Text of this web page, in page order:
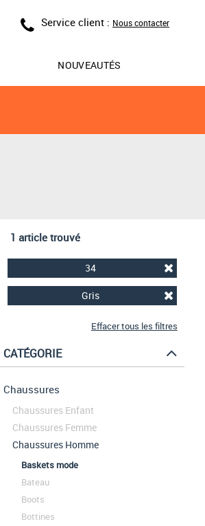
Service client : Nous contacter
NOUVEAUTÉS
1 article trouvé
34
Gris
Effacer tous les filtres
CATÉGORIE
Chaussures
Chaussures Enfant
Chaussures Femme
Chaussures Homme
Baskets mode
Bateau
Boots
Bottines